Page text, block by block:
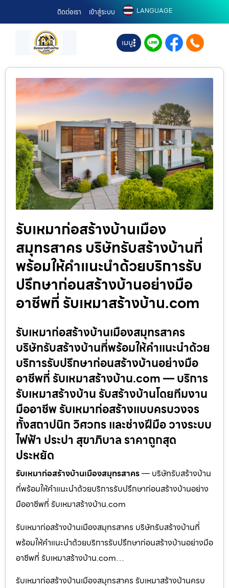
ติดต่อเรา เข้าสู่ระบบ LANGUAGE
เมนู
รับเหมาก่อสร้างบ้านเมือง
สมุทรสาคร บริษัทรับสร้างบ้านที่
พร้อมให้คำแนะนำด้วยบริการรับ
ปรึกษาก่อนสร้างบ้านอย่างมือ
อาชีพที่ รับเหมาสร้างบ้าน.com
รับเหมาก่อสร้างบ้านเมืองสมุทรสาคร
บริษัทรับสร้างบ้านที่พร้อมให้คำแนะนำด้วย
บริการรับปรึกษาก่อนสร้างบ้านอย่างมือ
อาชีพที่ รับเหมาสร้างบ้าน.com — บริการ
รับเหมาสร้างบ้าน รับสร้างบ้านโดยทีมงาน
มืออาชีพ รับเหมาก่อสร้างแบบครบวงจร
ทั้งสถาปนิก วิศวกร และช่างฝีมือ วางระบบ
ไฟฟ้า ประปา สุขาภิบาล ราคาถูกสุด
ประหยัด
รับเหมาก่อสร้างบ้านเมืองสมุทรสาคร— บริษัทรับสร้างบ้าน
ที่พร้อมให้คำแนะนำด้วยบริการรับปรึกษาก่อนสร้างบ้านอย่าง
มืออาชีพที่ รับเหมาสร้างบ้าน.com
รับเหมาก่อสร้างบ้านเมืองสมุทรสาคร บริษัทรับสร้างบ้านที่
พร้อมให้คำแนะนำด้วยบริการรับปรึกษาก่อนสร้างบ้านอย่างมือ
อาชีพที่ รับเหมาสร้างบ้าน.com…
รับเหมาก่อสร้างบ้านเมืองสมุทรสาคร รับเหมาสร้างบ้านครบ